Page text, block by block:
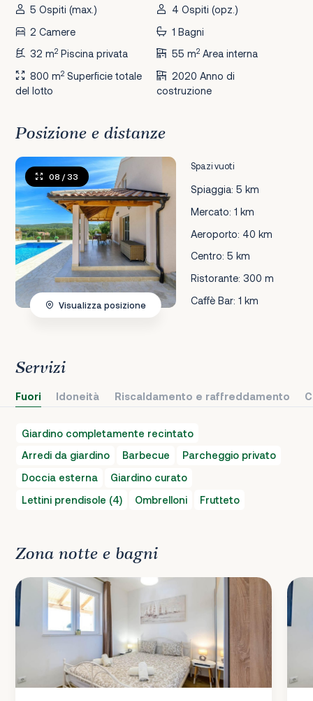
5 Ospiti (max.)
4 Ospiti (opz.)
2 Camere
1 Bagni
32 m2 Piscina privata 55 m2Area interna
800 m2 Superficie totale
del lotto
2020 Anno di
costruzione
Posizione e distanze
Spazi vuoti
Spiaggia: 5 km
Mercato: 1 km
Aeroporto: 40 km
Centro: 5 km
Ristorante: 300 m
Caffè Bar: 1 km
08 / 33
Visualizza posizione
Servizi
Fuori Idoneità Riscaldamento e raffreddamento
Giardino completamente recintato
Arredi da giardino
Barbecue
Parcheggio privato
Doccia esterna
Giardino curato
Lettini prendisole (4)
Ombrelloni Frutteto
Zona notte e bagni